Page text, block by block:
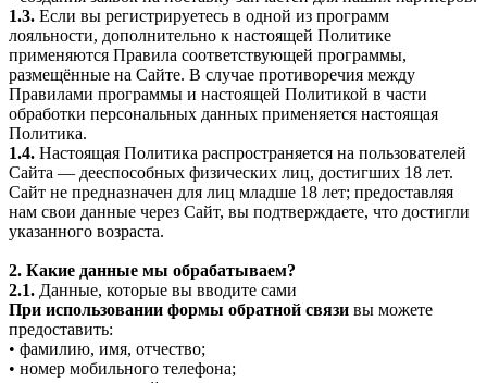
1.3. Если вы регистрируетесь в одной из программ
лояльности, дополнительно к настоящей Политике
применяются Правила соответствующей программы,
размещённые на Сайте. В случае противоречия между
Правилами программы и настоящей Политикой в части
обработки персональных данных применяется настоящая
Политика.
1.4. Настоящая Политика распространяется на пользователей
Сайта — дееспособных физических лиц, достигших 18 лет.
Сайт не предназначен для лиц младше 18 лет; предоставляя
нам свои данные через Сайт, вы подтверждаете, что достигли
указанного возраста.
2. Какие данные мы обрабатываем?
2.1. Данные, которые вы вводите сами
При использовании формы обратной связи вы можете
предоставить:
• фамилию, имя, отчество;
• номер мобильного телефона;